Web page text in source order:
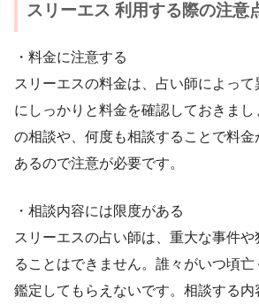
スリーエス 利用する際の注意
・料金に注意する
スリーエスの料金は、占い師によっ
にしっかりと料金を確認しておきま
の相談や、何度も相談することで料
あるので注意が必要です。
・相談内容には限度がある
スリーエスの占い師は、重大な事件
ることはできません。誰々がいつ頃
鑑定してもらえないです。相談する